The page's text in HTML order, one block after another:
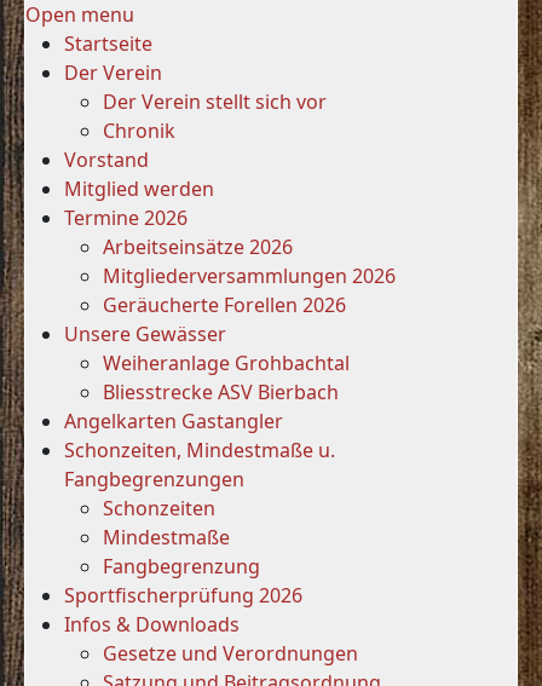
Open menu
Startseite
Der Verein
Der Verein stellt sich vor
Chronik
Vorstand
Mitglied werden
Termine 2026
Arbeitseinsätze 2026
Mitgliederversammlungen 2026
Geräucherte Forellen 2026
Unsere Gewässer
Weiheranlage Grohbachtal
Bliesstrecke ASV Bierbach
Angelkarten Gastangler
Schonzeiten, Mindestmaße u.
Fangbegrenzungen
Schonzeiten
Mindestmaße
Fangbegrenzung
Sportfischerprüfung 2026
Infos & Downloads
Gesetze und Verordnungen